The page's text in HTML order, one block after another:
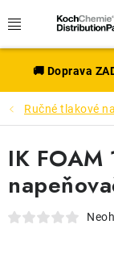
na
EXTERIÉR
DISKY A PNEU
INTERIÉR
PRÍSLUŠENSTVO
🚚 Doprava
Ručné tlakové
IK FOAM